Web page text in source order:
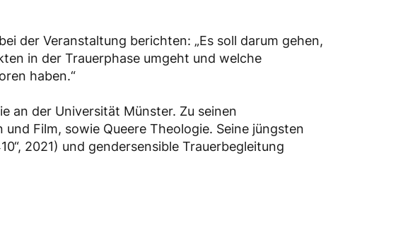
der Veranstaltung berichten: „Es soll darum gehen,
in der Trauerphase umgeht und welche
haben.“
an der Universität Münster. Zu seinen
Film, sowie Queere Theologie. Seine jüngsten
2021) und gendersensible Trauerbegleitung